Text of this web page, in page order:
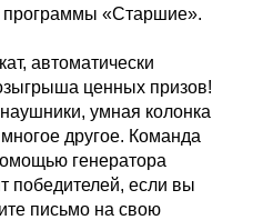
программы «Старшие».
автоматически
ценных призов!
умная колонка
другое. Команда
генератора
победителей, если вы
письмо на свою